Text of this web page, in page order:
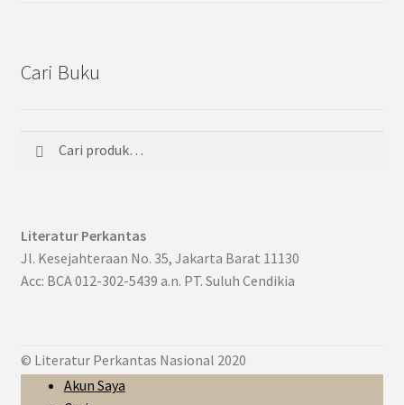
Cari Buku
Pencarian
Literatur Perkantas
Jl. Kesejahteraan No. 35, Jakarta Barat 11130
Acc: BCA 012-302-5439 a.n. PT. Suluh Cendikia
© Literatur Perkantas Nasional 2020
Akun Saya